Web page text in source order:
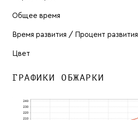
Общее время
Время развития / Процент развития
Цвет
ГРАФИКИ ОБЖАРКИ